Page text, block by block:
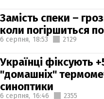
Замість спеки –
коли погіршиться
6 серпня, 18:53 2129
Українці фіксують
"домашніх"
синоптики
6 серпня, 16:46 2355